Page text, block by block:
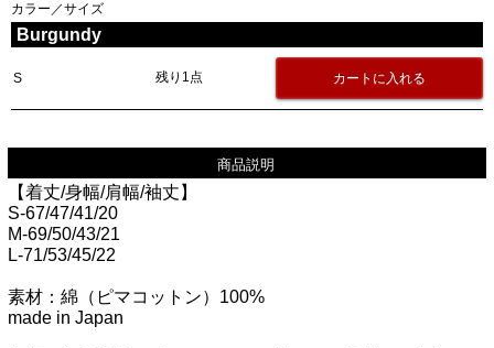
カラー／サイズ
Burgundy
S 残り1点
商品説明
【着丈/身幅/肩幅/袖丈】
S-67/47/41/20
M-69/50/43/21
L-71/53/45/22
素材：綿（ピマコットン）100%
made in Japan